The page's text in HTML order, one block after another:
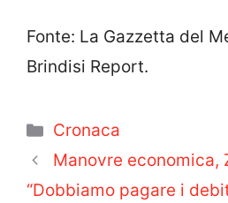
Fonte: La Gazzetta del
Brindisi Report.
Categorie
Cronaca
Manovre economica,
“Dobbiamo pagare i